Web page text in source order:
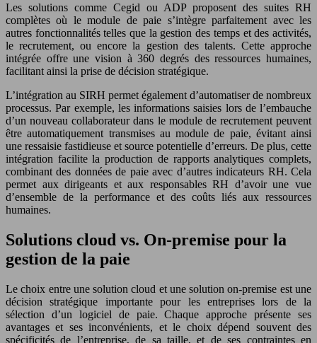
Les solutions comme Cegid ou ADP proposent des suites RH
complètes où le module de paie s’intègre parfaitement avec les
autres fonctionnalités telles que la gestion des temps et des activités,
le recrutement, ou encore la gestion des talents. Cette approche
intégrée offre une vision à 360 degrés des ressources humaines,
facilitant ainsi la prise de décision stratégique.
L’intégration au SIRH permet également d’automatiser de nombreux
processus. Par exemple, les informations saisies lors de l’embauche
d’un nouveau collaborateur dans le module de recrutement peuvent
être automatiquement transmises au module de paie, évitant ainsi
une ressaisie fastidieuse et source potentielle d’erreurs. De plus, cette
intégration facilite la production de rapports analytiques complets,
combinant des données de paie avec d’autres indicateurs RH. Cela
permet aux dirigeants et aux responsables RH d’avoir une vue
d’ensemble de la performance et des coûts liés aux ressources
humaines.
Solutions cloud vs. On-premise pour la
gestion de la paie
Le choix entre une solution cloud et une solution on-premise est une
décision stratégique importante pour les entreprises lors de la
sélection d’un logiciel de paie. Chaque approche présente ses
avantages et ses inconvénients, et le choix dépend souvent des
spécificités de l’entreprise, de sa taille, et de ses contraintes en